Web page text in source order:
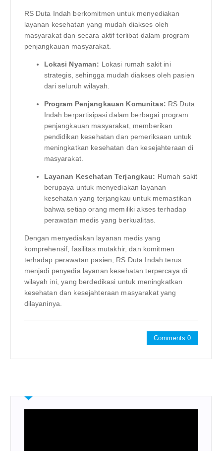
RS Duta Indah berkomitmen untuk menyediakan
layanan kesehatan yang mudah diakses oleh
masyarakat dan secara aktif terlibat dalam program
penjangkauan masyarakat.
Lokasi Nyaman: Lokasi rumah sakit ini
strategis, sehingga mudah diakses oleh pasien
dari seluruh wilayah.
Program Penjangkauan Komunitas: RS Duta
Indah berpartisipasi dalam berbagai program
penjangkauan masyarakat, memberikan
pendidikan kesehatan dan pemeriksaan untuk
meningkatkan kesehatan dan kesejahteraan di
masyarakat.
Layanan Kesehatan Terjangkau: Rumah sakit
berupaya untuk menyediakan layanan
kesehatan yang terjangkau untuk memastikan
bahwa setiap orang memiliki akses terhadap
perawatan medis yang berkualitas.
Dengan menyediakan layanan medis yang
komprehensif, fasilitas mutakhir, dan komitmen
terhadap perawatan pasien, RS Duta Indah terus
menjadi penyedia layanan kesehatan terpercaya di
wilayah ini, yang berdedikasi untuk meningkatkan
kesehatan dan kesejahteraan masyarakat yang
dilayaninya.
Comments 0